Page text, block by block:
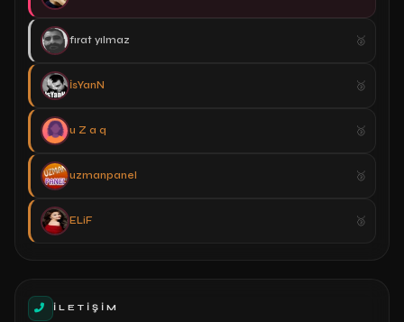
fırat yılmaz
İsYanN
u Z a q
uzmanpanel
ELiF
İLETIŞIM